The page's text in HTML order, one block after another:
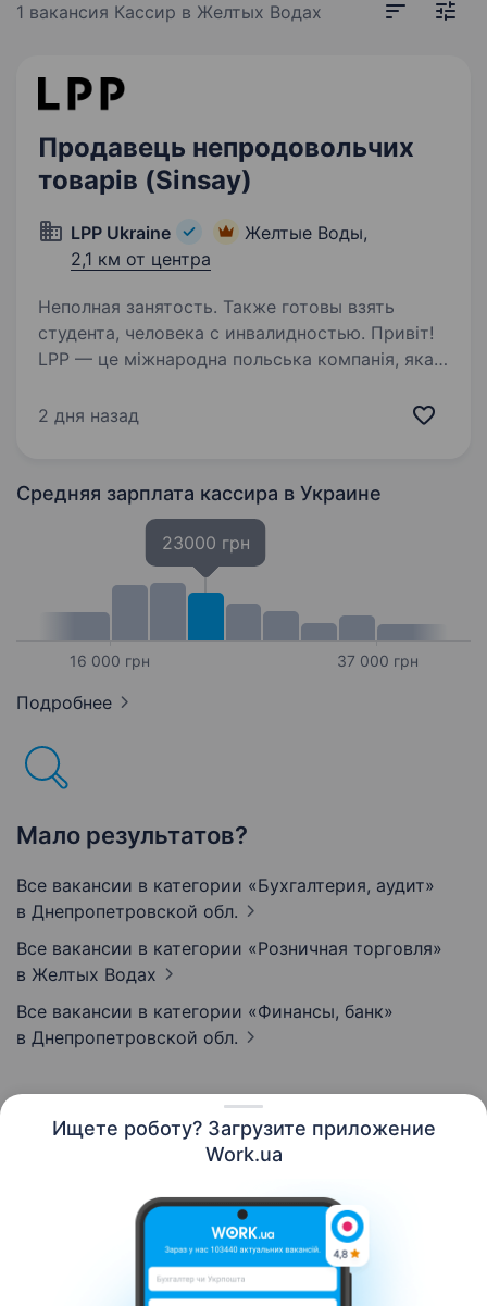
Ищете роботу? Загрузите приложение
Work.ua
1 вакансия Кассир в Желтых Водах
Продавець непродовольчих
товарів (Sinsay)
LPP Ukraine
Желтые Воды,
2,1 км от центра
Неполная занятость. Также готовы взять
студента, человека с инвалидностью. Привіт!
LPP — це міжнародна польська компанія, яка
моди та роздрібної торгівлі. Наша компанія
2 дня назад
Средняя зарплата кассира в Украине
16 000 грн
23000 грн
37 000 грн
Подробнее
Мало результатов?
Все вакансии в категории «Бухгалтерия, аудит»
в Днепропетровской обл.
Все вакансии в категории «Розничная торговля»
в Желтых Водах
Все вакансии в категории «Финансы, банк»
в Днепропетровской обл.